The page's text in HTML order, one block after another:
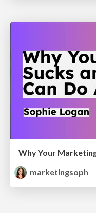
marketingsoph